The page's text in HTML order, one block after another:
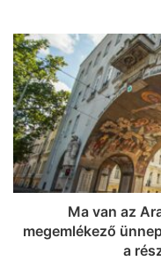
Ma van az
megemlékező
a